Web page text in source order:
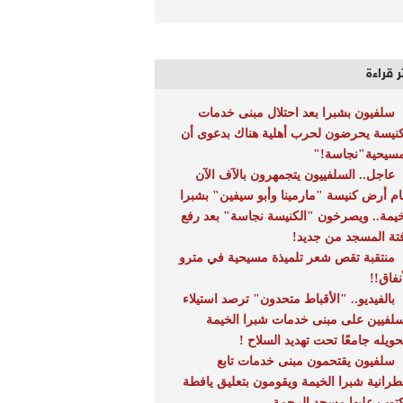
قراءة
سلفيون بشبرا بعد احتلال مبنى خدمات
يحرضون لحرب أهلية هناك بدعوى أن
عاجل.. السلفييون يتجمهرون بالآف الآن
أرض كنيسة "مارمينا وأبو سيفين" بشبرا
ويصرخون "الكنيسة نجاسة" بعد رفع
المسجد من جديد!
منتقبة تقص شعر تلميذة مسيحية في مترو
بالفيديو.. "الأقباط متحدون" ترصد استيلاء
على مبنى خدمات شبرا الخيمة
جامعًا تحت تهديد السلاح !
سلفيون يقتحمون مبنى خدمات تابع
شبرا الخيمة ويقومون بتعليق يافطة